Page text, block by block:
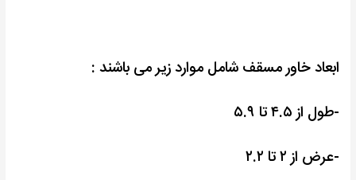
ابعاد خاور مسقف شامل موارد زیر می باشند :
-طول از ۴.۵ تا ۵.۹
-عرض از ۲ تا ۲.۲